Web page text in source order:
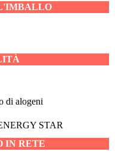
di alogeni
STAR
IN RETE